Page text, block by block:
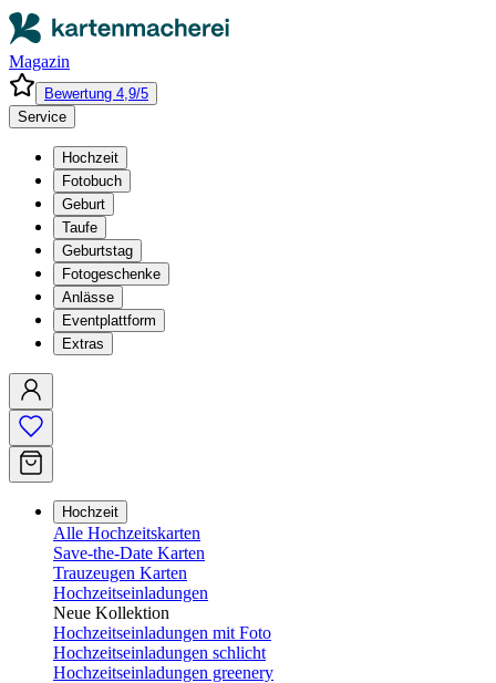
Magazin
Bewertung 4,9/5
Service
Hochzeit
Fotobuch
Geburt
Taufe
Geburtstag
Fotogeschenke
Anlässe
Eventplattform
Extras
Hochzeit
Alle Hochzeitskarten
Save-the-Date Karten
Trauzeugen Karten
Hochzeitseinladungen
Neue Kollektion
Hochzeitseinladungen mit Foto
Hochzeitseinladungen schlicht
Hochzeitseinladungen greenery